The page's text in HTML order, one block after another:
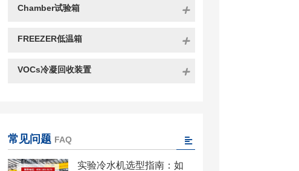
Chamber试验箱
FREEZER低温箱
VOCs冷凝回收装置
常见问题 FAQ
实验冷水机选型指南：如